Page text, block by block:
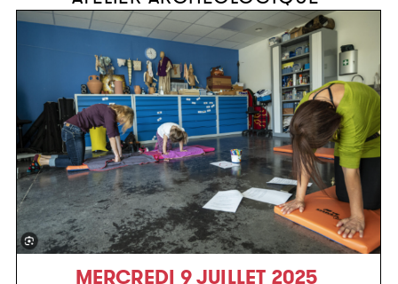
MERCREDI 9 JUILLET 2025